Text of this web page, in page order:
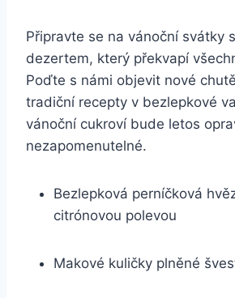
Připravte se na vánoční svátky
dezertem, který překvapí
Poďte s námi objevit nové
tradiční recepty v bezlepkové
vánoční cukroví bude letos
nezapomenutelné.
Bezlepková perníčková
citrónovou polevou
Makové kuličky plněné